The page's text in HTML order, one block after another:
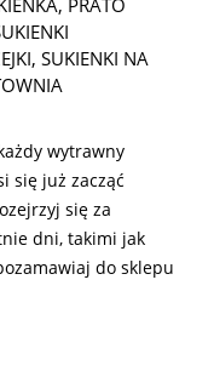
, PRATO
, SUKIENKI NA
wytrawny
się już zacząć
się za
dni, takimi jak
do sklepu